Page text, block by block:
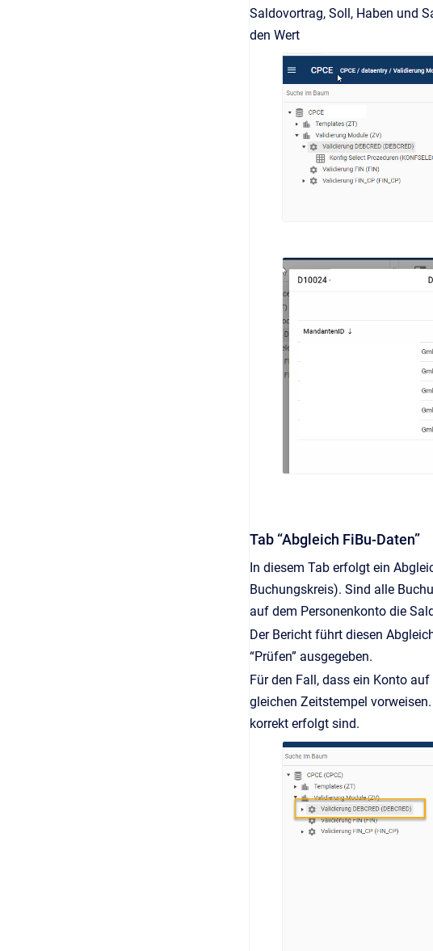
Saldovortrag, Soll, Haben und
den Wert
Tab “Abgleich FiBu-Daten”
In diesem Tab erfolgt ein
Buchungskreis). Sind alle
auf dem Personenkonto die
Der Bericht führt diesen
“Prüfen” ausgegeben.
Für den Fall, dass ein Konto
gleichen Zeitstempel
korrekt erfolgt sind.